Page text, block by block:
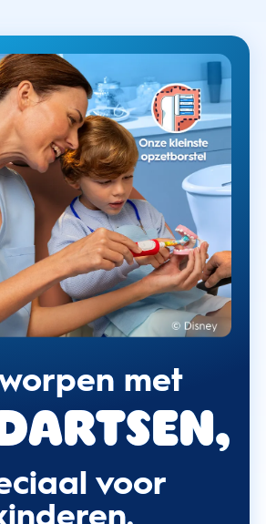
met
voor